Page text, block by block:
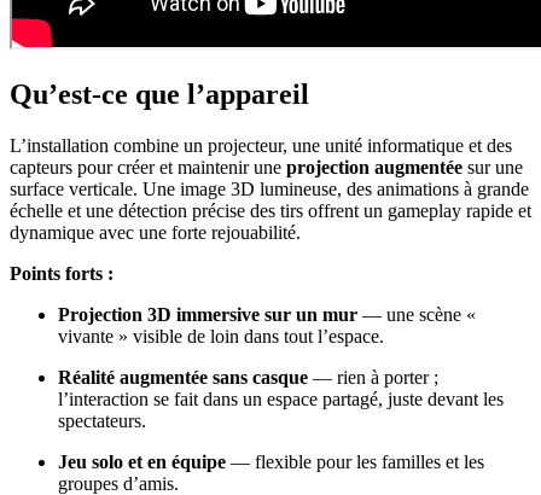
Qu’est-ce que l’appareil
L’installation combine un projecteur, une unité informatique et des
capteurs pour créer et maintenir une projection augmentée sur une
surface verticale. Une image 3D lumineuse, des animations à grande
échelle et une détection précise des tirs offrent un gameplay rapide et
dynamique avec une forte rejouabilité.
Points forts :
Projection 3D immersive sur un mur — une scène «
vivante » visible de loin dans tout l’espace.
Réalité augmentée sans casque — rien à porter ;
l’interaction se fait dans un espace partagé, juste devant les
spectateurs.
Jeu solo et en équipe — flexible pour les familles et les
groupes d’amis.